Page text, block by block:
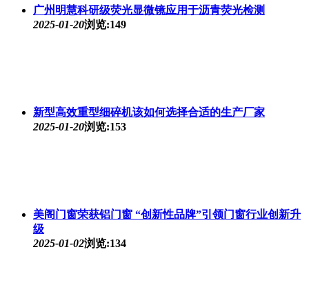
广州明慧科研级荧光显微镜应用于沥青荧光检测
2025-01-20浏览:149
新型高效重型细碎机该如何选择合适的生产厂家
2025-01-20浏览:153
美阁门窗荣获铝门窗 “创新性品牌”引领门窗行业创新升
级
2025-01-02浏览:134